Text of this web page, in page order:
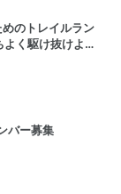
のトレイルラン
よく駆け抜けよ…
バー募集